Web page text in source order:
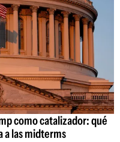
como catalizador: qué
a las midterms